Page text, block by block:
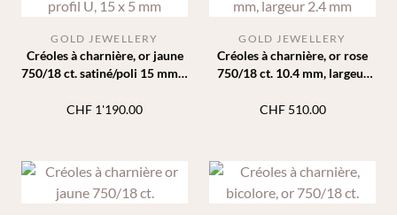
Créoles à charnière, or jaune
750/18 ct. satiné/poli 15 mm 5
GOLD JEWELLERY
CHF 1'190.00
Créoles à charnière, or rose
750/18 ct. 10.4 mm, largeur
GOLD JEWELLERY
CHF510.00